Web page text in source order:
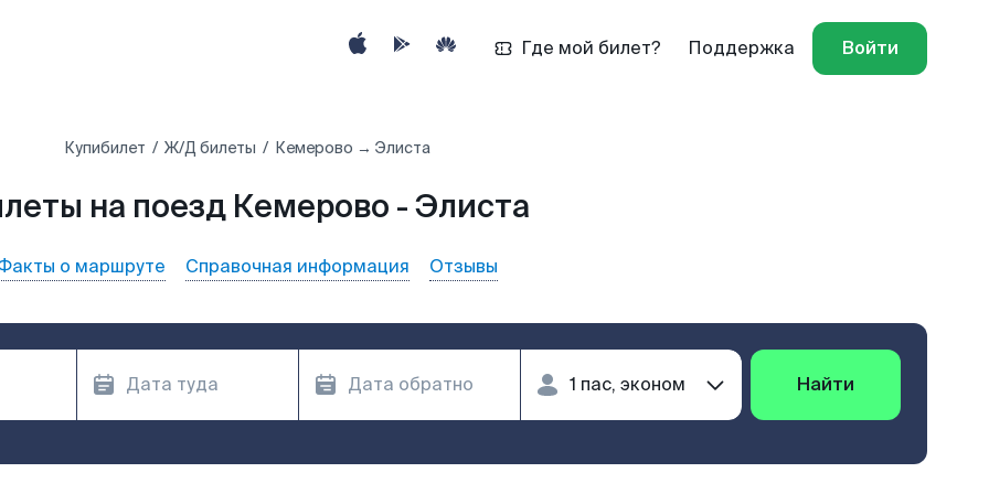
Где мой билет? Поддержка Войти
Купибилет Ж/Д билеты Кемерово → Элиста
на поезд Кемерово - Элиста
о маршруте Справочная информация Отзывы
Найти